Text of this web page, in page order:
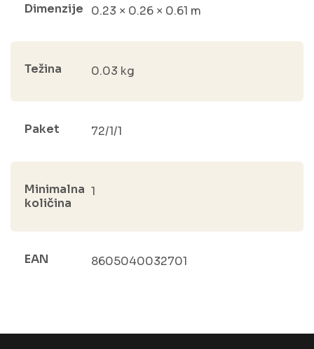
Dimenzije 0.23 × 0.26 × 0.61 m
Težina 0.03 kg
Paket 72/1/1
Minimalna
količina
1
EAN 8605040032701